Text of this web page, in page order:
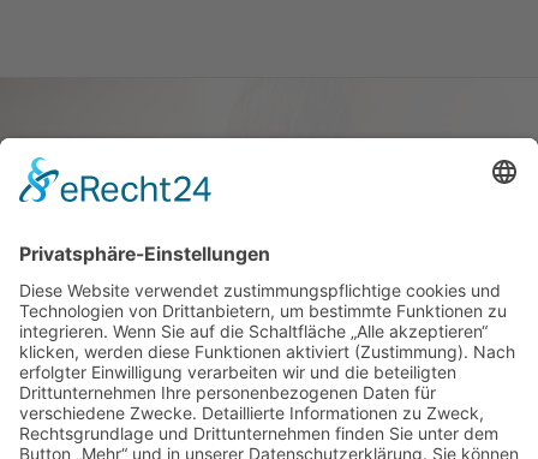
verkaufen und darin
wohnen bleiben
Verkaufen Sie Ihr Haus oder Ihre
Eigen­tums­woh­nung und bleiben Sie
darin wohnen.